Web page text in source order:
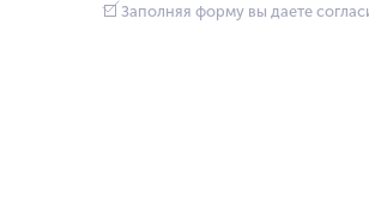
Заполняя форму вы даете